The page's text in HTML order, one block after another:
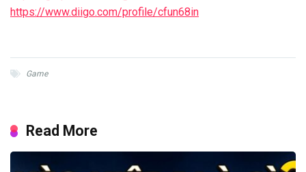
https://www.diigo.com/profile/cfun68in
Game
Read More